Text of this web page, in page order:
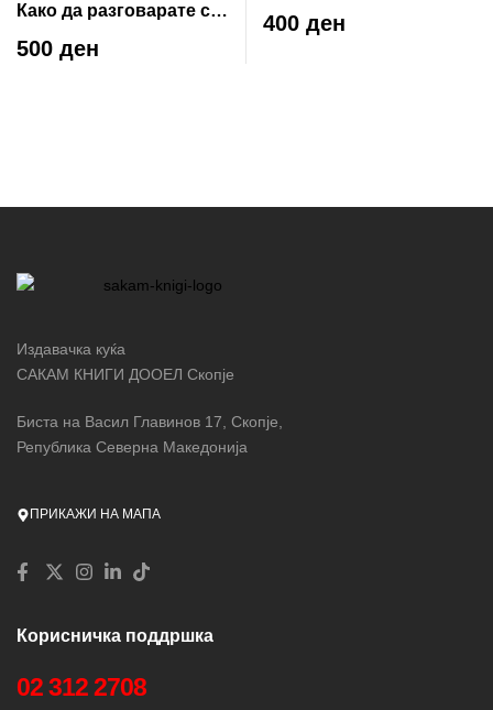
Како да разговарате со
секого
500 ден
400 ден
Издавачка куќа
САКАМ КНИГИ ДООЕЛ Скопје
Биста на Васил Главинов 17, Скопје,
Република Северна Македонија
ПРИКАЖИ НА МАПА
Корисничка поддршка
02 312 2708